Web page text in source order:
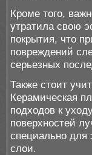
Кроме того,
утратила свою
покрытия, что
повреждений
серьезных
Также стоит
Керамическая
подходов к
поверхностей
специально для
слои.